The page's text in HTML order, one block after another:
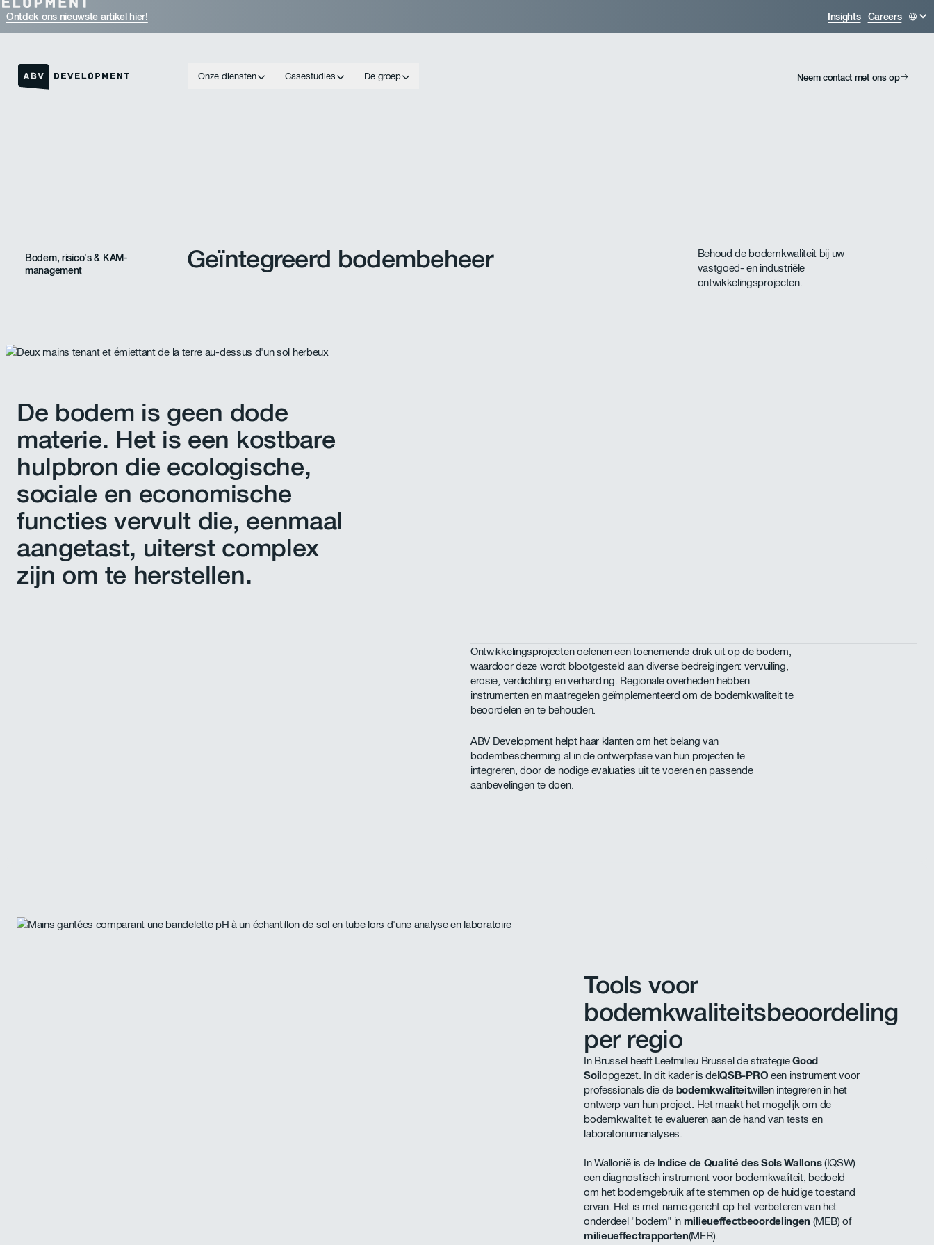
Ontdek ons nieuwste artikel hier! Insights Careers
Onze diensten Casestudies De groep Neem contact met ons op
Bodem, risico's & KAM-
management
Geïntegreerd bodembeheer
Behoud de bodemkwaliteit bij uw
vastgoed- en industriële
ontwikkelingsprojecten.
De bodem is geen dode
materie. Het is een kostbare
hulpbron die ecologische,
sociale en economische
functies vervult die, eenmaal
aangetast, uiterst complex
zijn om te herstellen.
Ontwikkelingsprojecten oefenen een toenemende druk uit op de bodem,
waardoor deze wordt blootgesteld aan diverse bedreigingen: vervuiling,
erosie, verdichting en verharding. Regionale overheden hebben
instrumenten en maatregelen geïmplementeerd om de bodemkwaliteit te
beoordelen en te behouden.
ABV Development helpt haar klanten om het belang van
bodembescherming al in de ontwerpfase van hun projecten te
integreren, door de nodige evaluaties uit te voeren en passende
aanbevelingen te doen.
Tools voor
bodemkwaliteitsbeoordeling
per regio
In Brussel heeft Leefmilieu Brussel de strategieGood
Soilopgezet. In dit kader is deIQSB-PRO een instrument voor
professionals die de bodemkwaliteitwillen integreren in het
ontwerp van hun project. Het maakt het mogelijk om de
bodemkwaliteit te evalueren aan de hand van tests en
laboratoriumanalyses.
In Wallonië is de Indice de Qualité des Sols Wallons(IQSW)
een diagnostisch instrument voor bodemkwaliteit, bedoeld
om het bodemgebruik af te stemmen op de huidige toestand
ervan. Het is met name gericht op het verbeteren van het
onderdeel "bodem" in milieueffectbeoordelingen (MEB) of
milieueffectrapporten(MER).